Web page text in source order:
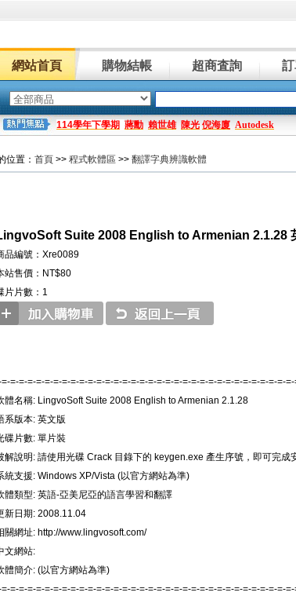
網站首頁 購物結帳 超商査詢
114學年下學期 蔣勳 賴世雄 陳光 倪海廈 Autodesk
位置： 首頁 >> 程式軟體區 >> 翻譯字典辨識軟體
Suite 2008 English to Armenian 2.1.28
品編號：Xre0089
站售價：NT$80
片片數：1
=-=-=-=-=-=-=-=-=-=-=-=-=-=-=-=-=-=-=-=-=-=-=-=-=-=-=-=-=-=-=-=-
體名稱: LingvoSoft Suite 2008 English to Armenian 2.1.28
系版本: 英文版
碟片數: 單片裝
解說明: 請使用光碟 Crack 目錄下的 keygen.exe 產生序號，即可完成
統支援: Windows XP/Vista (以官方網站為準)
體類型: 英語-亞美尼亞的語言學習和翻譯
新日期: 2008.11.04
關網址: http://www.lingvosoft.com/
文網站:
體簡介: (以官方網站為準)
=-=-=-=-=-=-=-=-=-=-=-=-=-=-=-=-=-=-=-=-=-=-=-=-=-=-=-=-=-=-=-=-